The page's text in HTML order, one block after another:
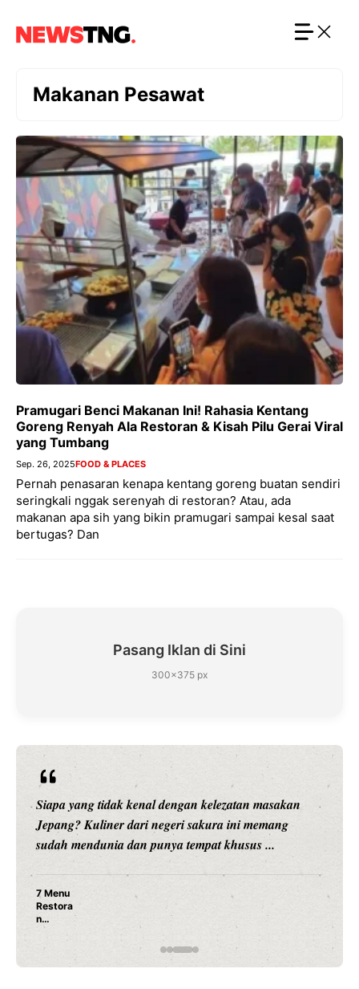
Makanan Pesawat
Pramugari Benci Makanan Ini! Rahasia Kentang
Goreng Renyah Ala Restoran & Kisah Pilu Gerai Viral
yang Tumbang
Sep. 26, 2025FOOD & PLACES
Pernah penasaran kenapa kentang goreng buatan sendiri
seringkali nggak serenyah di restoran? Atau, ada
makanan apa sih yang bikin pramugari sampai kesal saat
bertugas? Dan
Pasang Iklan di Sini
300×375 px
Siapa yang tidak kenal dengan kelezatan masakan
Jepang? Kuliner dari negeri sakura ini memang
sudah mendunia dan punya tempat khusus ...
7 Menu
Restora
n
Jepang
yang
Dicoba,